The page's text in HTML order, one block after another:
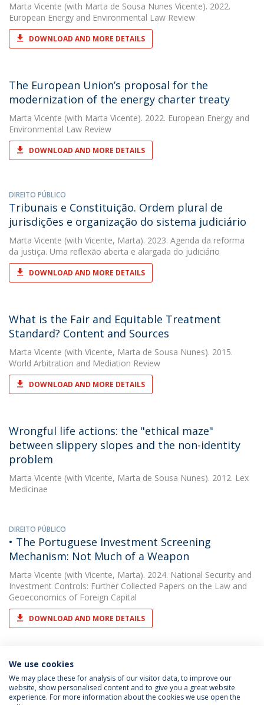
Marta Vicente (with Marta de Sousa Nunes Vicente). 2022.
European Energy and Environmental Law Review
DOWNLOAD AND MORE DETAILS
The European Union’s proposal for the
modernization of the energy charter treaty
Marta Vicente (with Marta Vicente). 2022. European Energy and
Environmental Law Review
DOWNLOAD AND MORE DETAILS
DIREITO PÚBLICO
Tribunais e Constituição. Ordem plural de
jurisdições e organização do sistema judiciário
Marta Vicente (with Vicente, Marta). 2023. Agenda da reforma
da justiça. Uma reflexão aberta e alargada do judiciário
DOWNLOAD AND MORE DETAILS
What is the Fair and Equitable Treatment
Standard? Content and Sources
Marta Vicente (with Vicente, Marta de Sousa Nunes). 2015.
World Arbitration and Mediation Review
DOWNLOAD AND MORE DETAILS
Wrongful life actions: the "ethical maze"
between slippery slopes and the non-identity
problem
Marta Vicente (with Vicente, Marta de Sousa Nunes). 2012. Lex
Medicinae
DIREITO PÚBLICO
• The Portuguese Investment Screening
Mechanism: Not Much of a Weapon
Marta Vicente (with Vicente, Marta). 2024. National Security and
Investment Controls: Further Collected Papers on the Law and
Geoeconomics of Foreign Capital
DOWNLOAD AND MORE DETAILS
Política de Privacidade Termos & Condições
We use cookies
We may place these for analysis of our visitor data, to improve our
website, show personalised content and to give you a great website
experience. For more information about the cookies we use open the